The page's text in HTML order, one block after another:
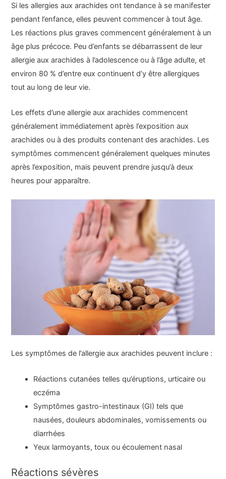
Si les allergies aux arachides ont tendance à se manifester
pendant l’enfance, elles peuvent commencer à tout âge.
Les réactions plus graves commencent généralement à un
âge plus précoce. Peu d’enfants se débarrassent de leur
allergie aux arachides à l’adolescence ou à l’âge adulte, et
environ 80 % d’entre eux continuent d’y être allergiques
tout au long de leur vie.
Les effets d’une allergie aux arachides commencent
généralement immédiatement après l’exposition aux
arachides ou à des produits contenant des arachides. Les
symptômes commencent généralement quelques minutes
après l’exposition, mais peuvent prendre jusqu’à deux
heures pour apparaître.
Les symptômes de l’allergie aux arachides peuvent inclure :
Réactions cutanées telles qu’éruptions, urticaire ou
eczéma
Symptômes gastro-intestinaux (GI) tels que
nausées, douleurs abdominales, vomissements ou
diarrhées
Yeux larmoyants, toux ou écoulement nasal
Réactions sévères